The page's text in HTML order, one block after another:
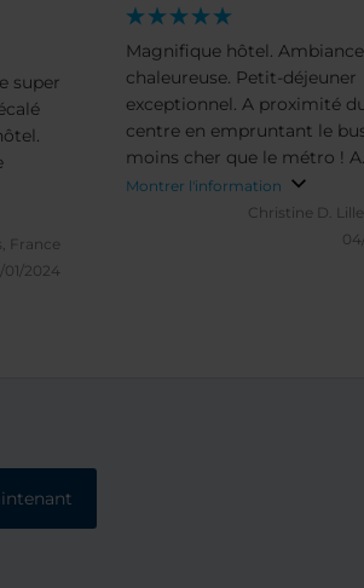
super
!
France
01/2024
Magnifique hôtel. Ambiance
chaleureuse. Petit-déjeuner
exceptionnel. A proximité
centre en empruntant le
moins cher que le métro ! A
proximité de Saint-Pancras.
Nombreux équipements
Montrer l'information
Christine D.